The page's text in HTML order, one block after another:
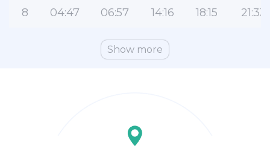
8 04:47 06:57 14:16 18:15 21:33
Show more